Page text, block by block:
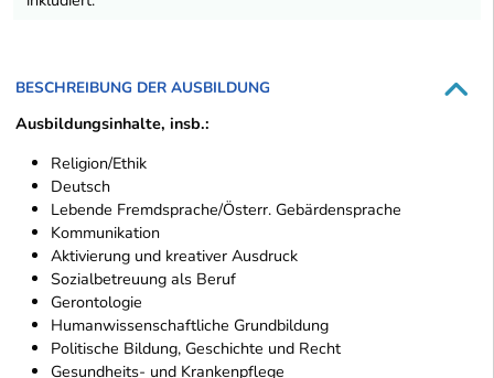
BESCHREIBUNG DER AUSBILDUNG
Ausbildungsinhalte, insb.:
Religion/Ethik
Deutsch
Lebende Fremdsprache/Österr. Gebärdensprache
Kommunikation
Aktivierung und kreativer Ausdruck
Sozialbetreuung als Beruf
Gerontologie
Humanwissenschaftliche Grundbildung
Politische Bildung, Geschichte und Recht
Gesundheits- und Krankenpflege